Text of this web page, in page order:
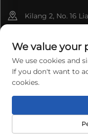
Kilang 2, No. 16
Hak Cipta © 2025 cnus
tertahan. Dasar Privasi
HALAMAN
We value your
We use cookies and
If you don't want to
cookies.